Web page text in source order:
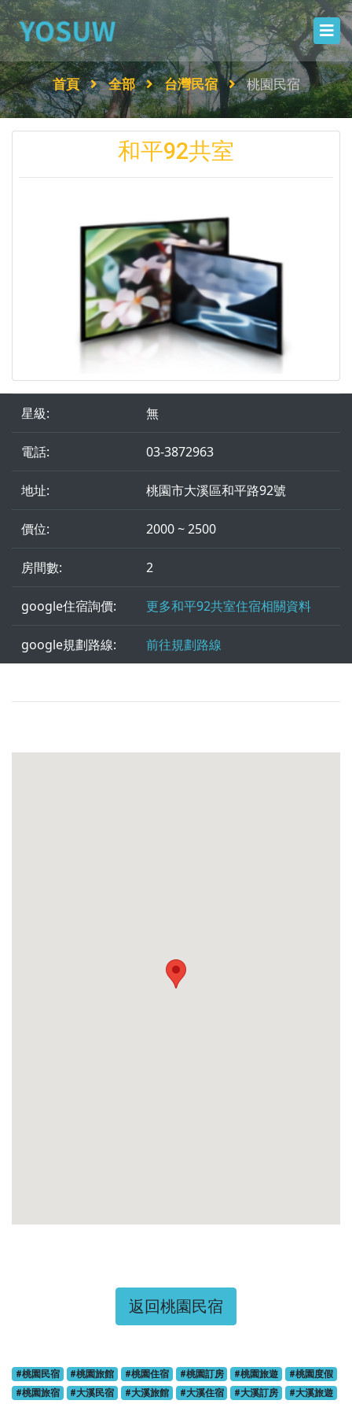
首頁 全部 台灣民宿 桃園民宿
和平92共室
星級: 無
電話: 03-3872963
地址: 桃園市大溪區和平路92號
價位: 2000 ~ 2500
房間數: 2
google住宿詢價: 更多和平92共室住宿相關資料
google規劃路線: 前往規劃路線
返回桃園民宿
#桃園民宿 #桃園旅館 #桃園住宿 #桃園訂房 #桃園旅遊
#桃園度假
#桃園旅宿
#大溪民宿 #大溪旅館 #大溪住宿 #大溪訂房
#大溪旅遊